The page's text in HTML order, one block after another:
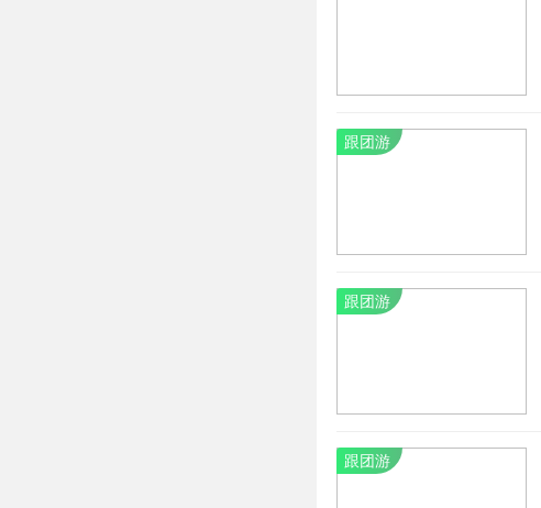
跟团游
跟团游
跟团游